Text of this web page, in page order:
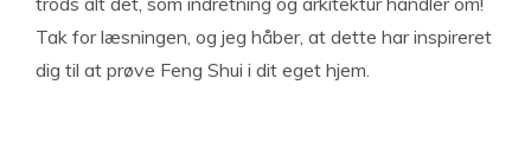
Tak for læsningen, og jeg håber, at dette har inspireret
dig til at prøve Feng Shui i dit eget hjem.